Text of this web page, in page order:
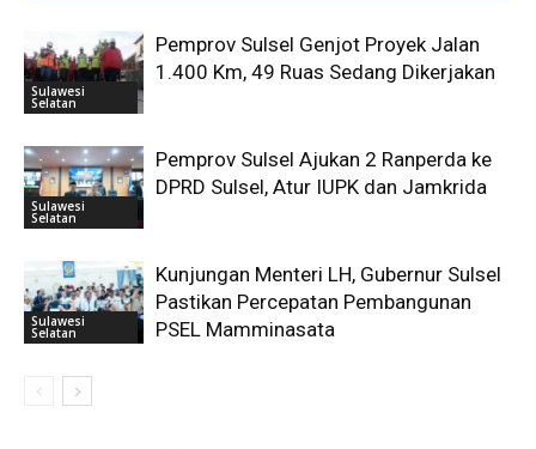
Sulawesi
Selatan
Pemprov Sulsel Genjot Proyek Jalan
1.400 Km, 49 Ruas Sedang Dikerjakan
Sulawesi
Selatan
Pemprov Sulsel Ajukan 2 Ranperda ke
DPRD Sulsel, Atur IUPK dan Jamkrida
Sulawesi
Selatan
Kunjungan Menteri LH, Gubernur Sulsel
Pastikan Percepatan Pembangunan
PSEL Mamminasata